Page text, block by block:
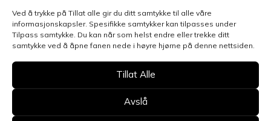
Ved å trykke på Tillat alle gir du ditt samtykke til alle våre
informasjonskapsler. Spesifikke samtykker kan tilpasses under
Tilpass samtykke. Du kan når som helst endre eller trekke ditt
samtykke ved å åpne fanen nede i høyre hjørne på denne nettsiden.
Tillat Alle
Avslå